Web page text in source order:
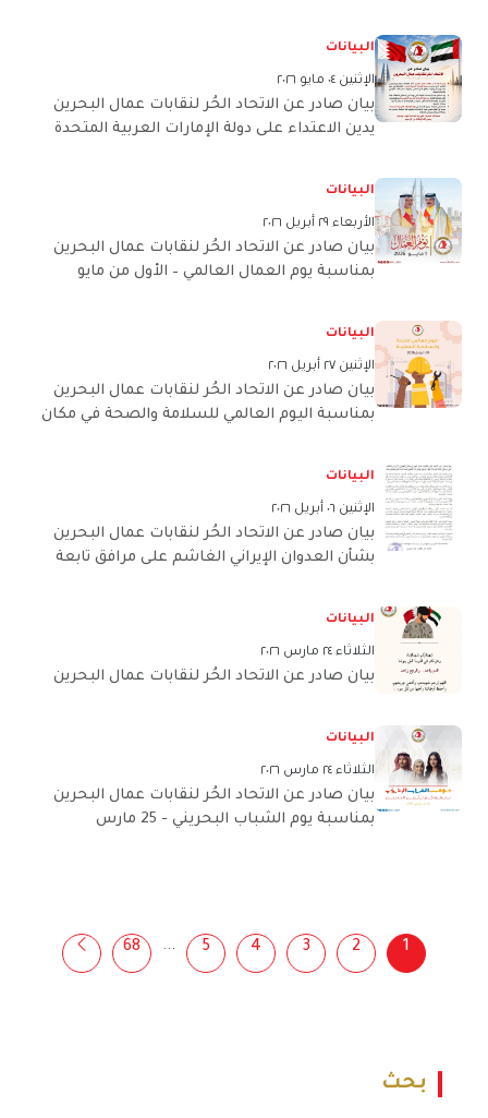
البيانات
الإثنين ٠٤ مايو ٢٠٢٦
بيان صادر عن الاتحاد الحُر لنقابات عمال البحرين
يدين الاعتداء على دولة الإمارات العربية المتحدة
البيانات
الأربعاء ٢٩ أبريل ٢٠٢٦
بيان صادر عن الاتحاد الحُر لنقابات عمال البحرين
بمناسبة يوم العمال العالمي – الأول من مايو
البيانات
الإثنين ٢٧ أبريل ٢٠٢٦
بيان صادر عن الاتحاد الحُر لنقابات عمال البحرين
بمناسبة اليوم العالمي للسلامة والصحة في مكان
البيانات
الإثنين ٠٦ أبريل ٢٠٢٦
بيان صادر عن الاتحاد الحُر لنقابات عمال البحرين
بشأن العدوان الإيراني الغاشم على مرافق تابعة
البيانات
الثلاثاء ٢٤ مارس ٢٠٢٦
بيان صادر عن الاتحاد الحُر لنقابات عمال البحرين
البيانات
الثلاثاء ٢٤ مارس ٢٠٢٦
بيان صادر عن الاتحاد الحُر لنقابات عمال البحرين
بمناسبة يوم الشباب البحريني - 25 مارس
1
2
3
4
5
...
68
بحث